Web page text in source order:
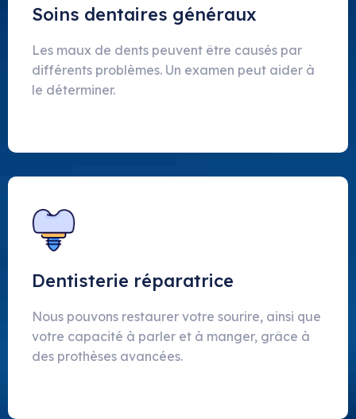
Soins dentaires généraux
Les maux de dents peuvent être causés par
différents problèmes. Un examen peut aider à
le déterminer.
Dentisterie réparatrice
Nous pouvons restaurer votre sourire, ainsi que
votre capacité à parler et à manger, grâce à
des prothèses avancées.